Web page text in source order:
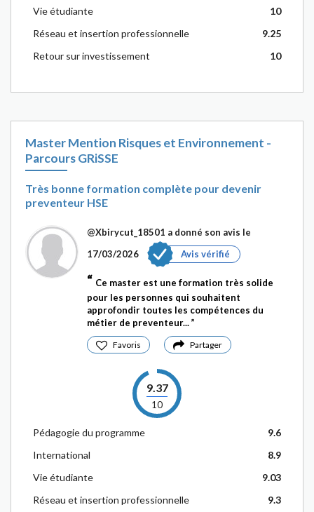
Vie étudiante
10
Réseau et insertion professionnelle
9.25
Retour sur investissement
10
Master Mention Risques et Environnement -
Parcours GRiSSE
Très bonne formation complète pour devenir
preventeur HSE
@Xbirycut_18501 a donné son avis le
17/03/2026
Avis vérifié
Ce master est une formation très solide
pour les personnes qui souhaitent
approfondir toutes les compétences du
métier de preventeur...
Favoris Partager
9.37
10
Pédagogie du programme
9.6
International
8.9
Vie étudiante
9.03
Réseau et insertion professionnelle
9.3